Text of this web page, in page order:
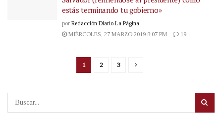
estás terminando tu gobierno»
por Redacción Diario La Página
MIÉRCOLES, 27 MARZO 2019 8:07 PM
19
1 2 3